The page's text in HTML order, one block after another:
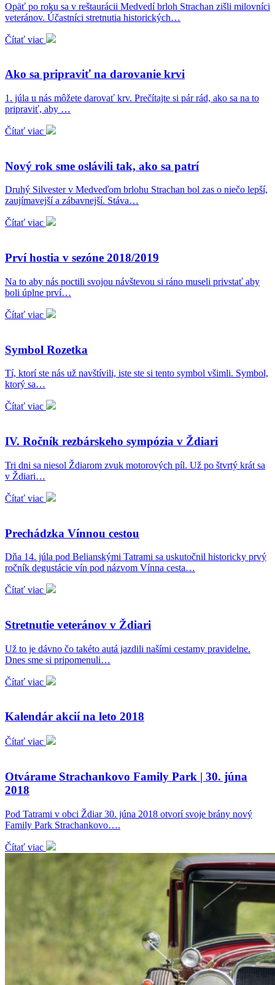
Opäť po roku sa v reštaurácii Medvedí brloh Strachan zišli milovníci
veteránov. Účastníci stretnutia historických…
Čítať viac
Ako sa pripraviť na darovanie krvi
1. júla u nás môžete darovať krv. Prečítajte si pár rád, ako sa na to
pripraviť, aby …
Čítať viac
Nový rok sme oslávili tak, ako sa patrí
Druhý Silvester v Medveďom brlohu Strachan bol zas o niečo lepší,
zaujímavejší a zábavnejší. Stáva…
Čítať viac
Prví hostia v sezóne 2018/2019
Na to aby nás poctili svojou návštevou si ráno museli privstať aby
boli úplne prví…
Čítať viac
Symbol Rozetka
Tí, ktorí ste nás už navštívili, iste ste si tento symbol všimli. Symbol,
ktorý sa…
Čítať viac
IV. Ročník rezbárskeho sympózia v Ždiari
Tri dni sa niesol Ždiarom zvuk motorových píl. Už po štvrtý krát sa
v Ždiari…
Čítať viac
Prechádzka Vínnou cestou
Dňa 14. júla pod Belianskými Tatrami sa uskutočnil historicky prvý
ročník degustácie vín pod názvom Vínna cesta…
Čítať viac
Stretnutie veteránov v Ždiari
Už to je dávno čo takéto autá jazdili našími cestamy pravidelne.
Dnes sme si pripomenuli…
Čítať viac
Kalendár akcií na leto 2018
Čítať viac
Otvárame Strachankovo Family Park | 30. júna
2018
Pod Tatrami v obci Ždiar 30. júna 2018 otvorí svoje brány nový
Family Park Strachankovo….
Čítať viac